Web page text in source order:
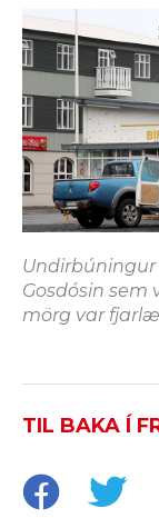
Gosdósin sem
mörg var
TIL BAKA Í